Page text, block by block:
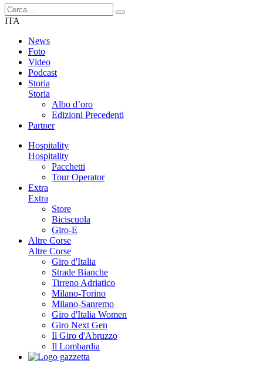
ITA
News
Foto
Video
Podcast
Storia
Storia
Albo d’oro
Edizioni Precedenti
Partner
Hospitality
Hospitality
Pacchetti
Tour Operator
Extra
Extra
Store
Biciscuola
Giro-E
Altre Corse
Altre Corse
Giro d'Italia
Strade Bianche
Tirreno Adriatico
Milano-Torino
Milano-Sanremo
Giro d'Italia Women
Giro Next Gen
Il Giro d'Abruzzo
Il Lombardia